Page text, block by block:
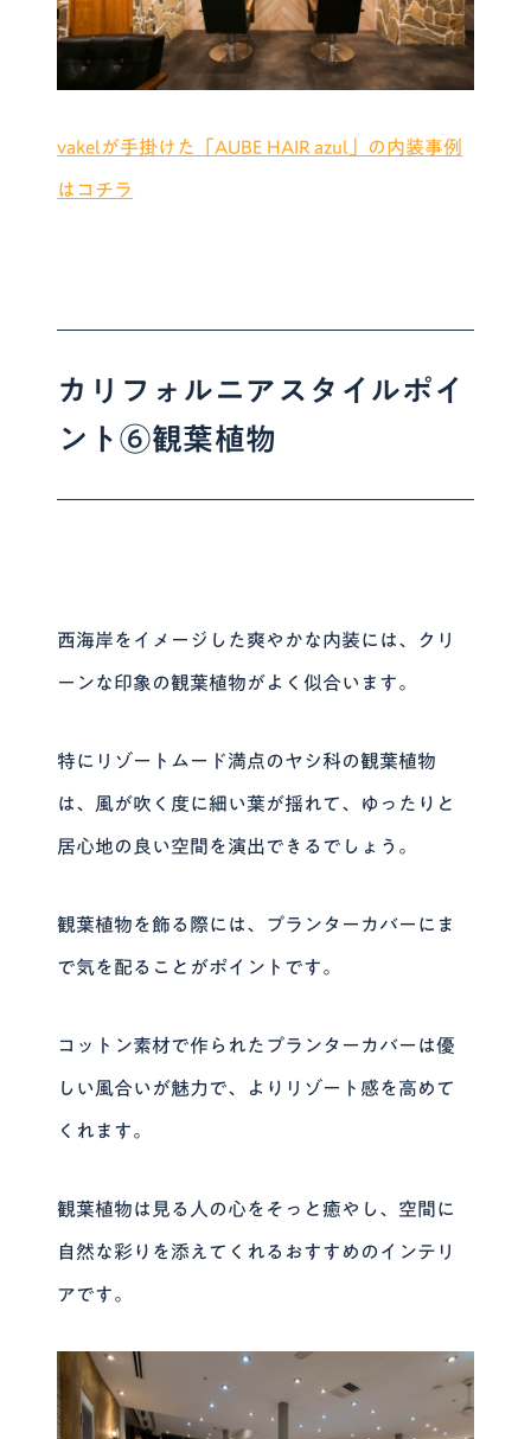
vakelが手掛けた「AUBE HAIR azul」の内装事例
はコチラ
カリフォルニアスタイルポイ
ント⑥観葉植物
西海岸をイメージした爽やかな内装には、クリ
ーンな印象の観葉植物がよく似合います。
特にリゾートムード満点のヤシ科の観葉植物
は、風が吹く度に細い葉が揺れて、ゆったりと
居心地の良い空間を演出できるでしょう。
観葉植物を飾る際には、プランターカバーにま
で気を配ることがポイントです。
コットン素材で作られたプランターカバーは優
しい風合いが魅力で、よりリゾート感を高めて
くれます。
観葉植物は見る人の心をそっと癒やし、空間に
自然な彩りを添えてくれるおすすめのインテリ
アです。